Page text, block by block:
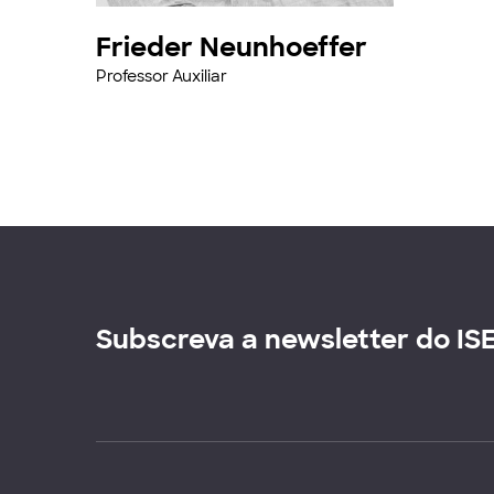
Frieder Neunhoeffer
Professor Auxiliar
Subscreva a newsletter do